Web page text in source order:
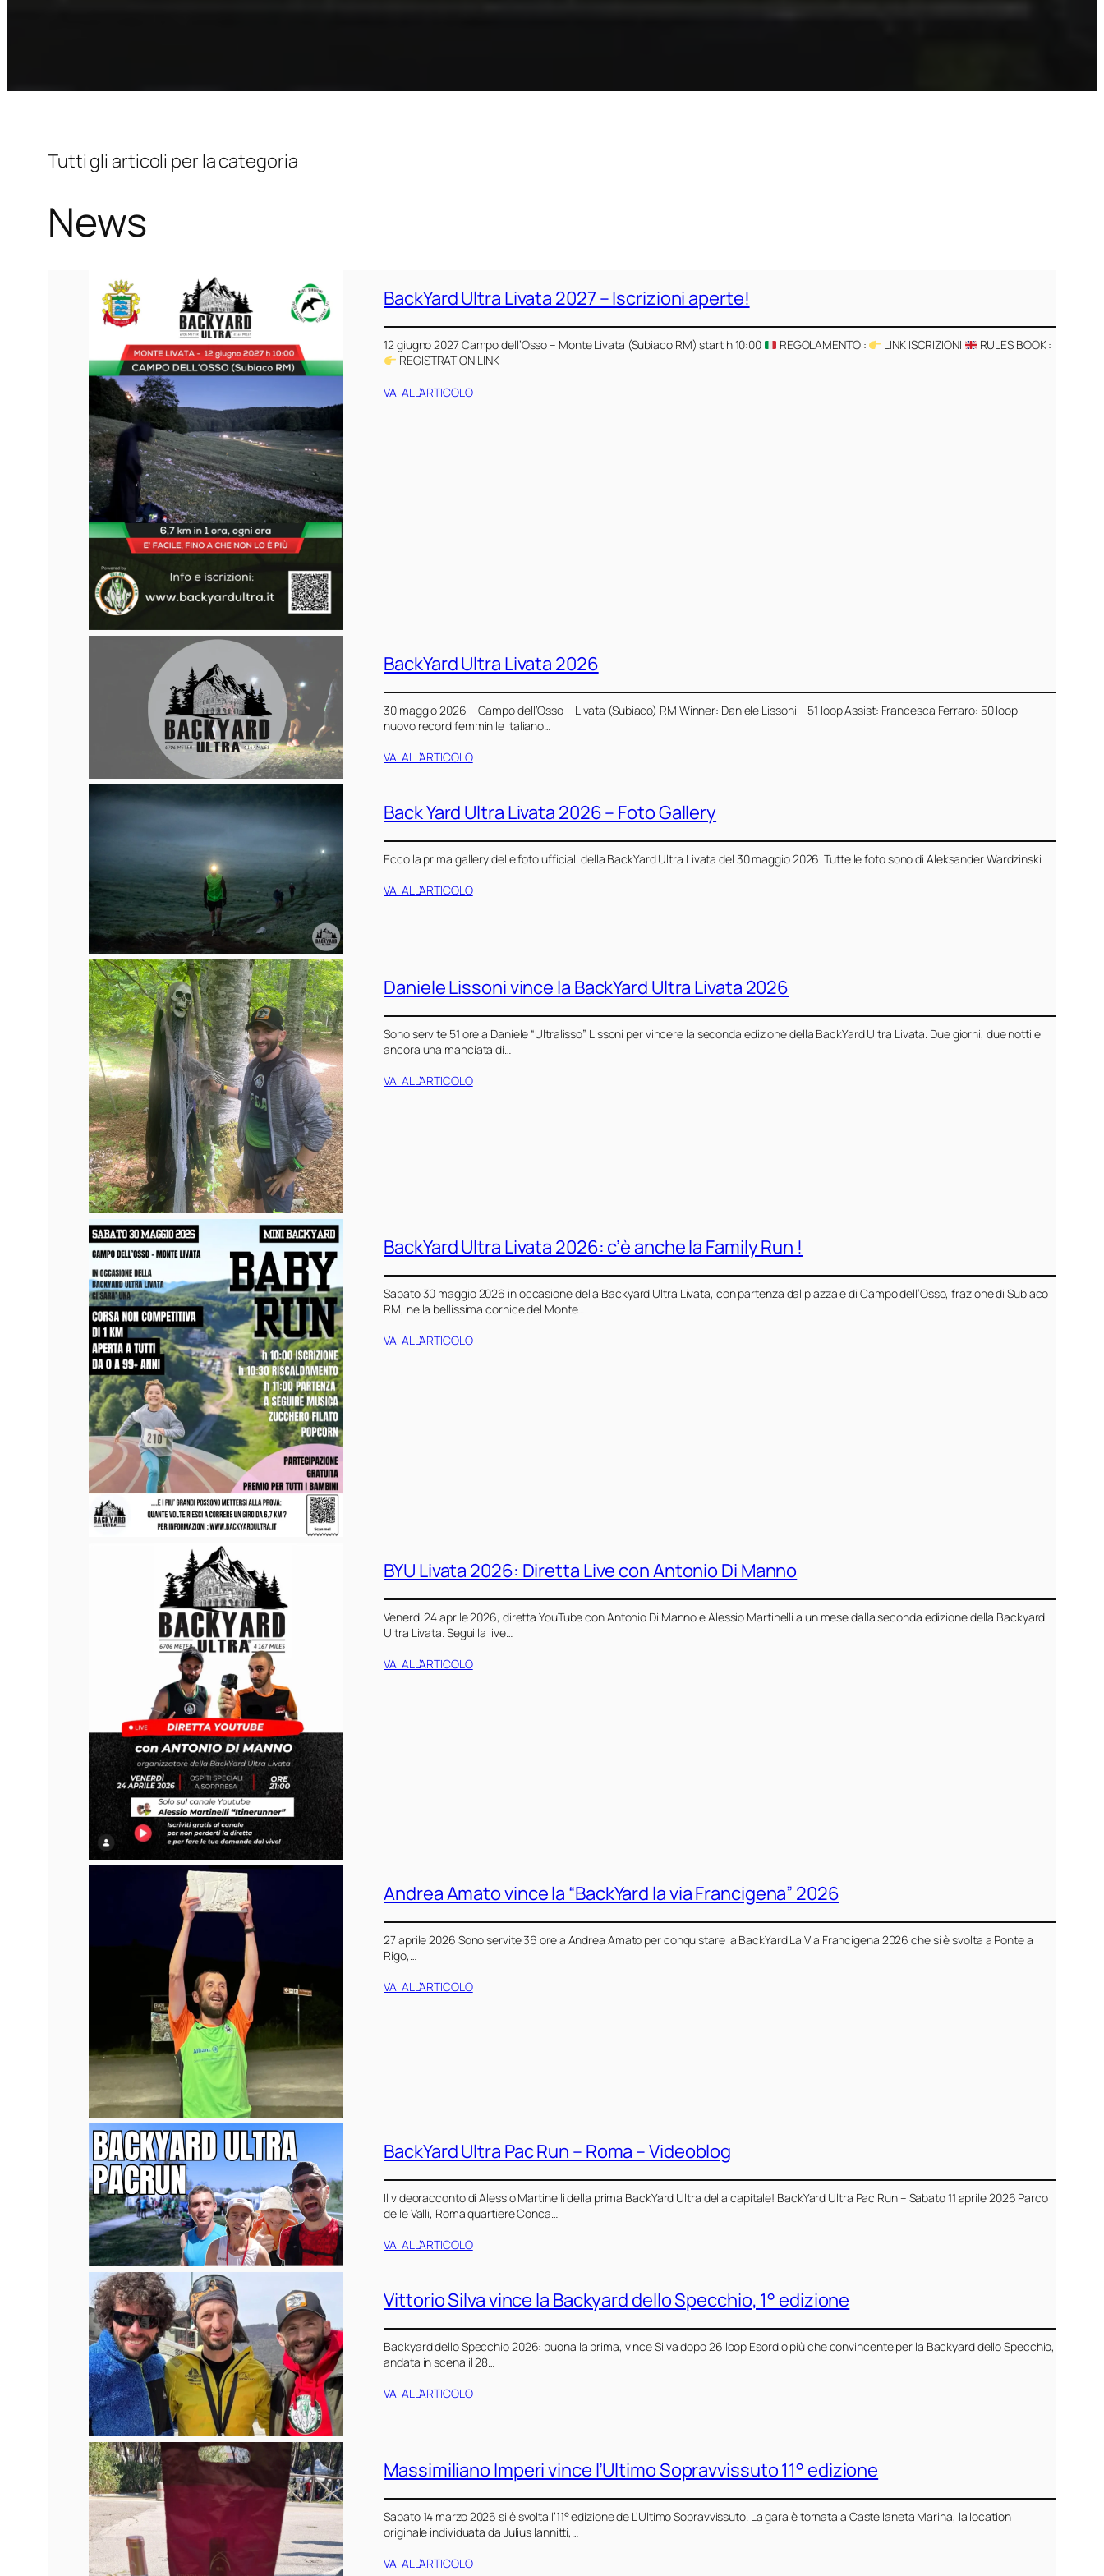
Tutti gli articoli per la categoria
News
BackYard Ultra Livata 2027 – Iscrizioni aperte!
12 giugno 2027 Campo dell’Osso – Monte Livata (Subiaco RM) start h 10:00 REGOLAMENTO : LINK ISCRIZIONI
RULES BOOK :
REGISTRATION LINK
VAI ALL’ARTICOLO
BackYard Ultra Livata 2026
30 maggio 2026 – Campo dell’Osso – Livata (Subiaco) RM Winner: Daniele Lissoni – 51 loop Assist: Francesca Ferraro: 50 loop –
nuovo record femminile italiano…
VAI ALL’ARTICOLO
Back Yard Ultra Livata 2026 – Foto Gallery
Ecco la prima gallery delle foto ufficiali della BackYard Ultra Livata del 30 maggio 2026. Tutte le foto sono di Aleksander Wardzinski
VAI ALL’ARTICOLO
Daniele Lissoni vince la BackYard Ultra Livata 2026
Sono servite 51 ore a Daniele “Ultralisso” Lissoni per vincere la seconda edizione della BackYard Ultra Livata. Due giorni, due notti e
ancora una manciata di…
VAI ALL’ARTICOLO
BackYard Ultra Livata 2026: c’è anche la Family Run !
Sabato 30 maggio 2026 in occasione della Backyard Ultra Livata, con partenza dal piazzale di Campo dell’Osso, frazione di Subiaco
RM, nella bellissima cornice del Monte…
VAI ALL’ARTICOLO
BYU Livata 2026: Diretta Live con Antonio Di Manno
Venerdi 24 aprile 2026, diretta YouTube con Antonio Di Manno e Alessio Martinelli a un mese dalla seconda edizione della Backyard
Ultra Livata. Segui la live…
VAI ALL’ARTICOLO
Andrea Amato vince la “BackYard la via Francigena” 2026
27 aprile 2026 Sono servite 36 ore a Andrea Amato per conquistare la BackYard La Via Francigena 2026 che si è svolta a Ponte a
Rigo,…
VAI ALL’ARTICOLO
BackYard Ultra Pac Run – Roma – Videoblog
Il videoracconto di Alessio Martinelli della prima BackYard Ultra della capitale! BackYard Ultra Pac Run – Sabato 11 aprile 2026 Parco
delle Valli, Roma quartiere Conca…
VAI ALL’ARTICOLO
Vittorio Silva vince la Backyard dello Specchio, 1° edizione
Backyard dello Specchio 2026: buona la prima, vince Silva dopo 26 loop Esordio più che convincente per la Backyard dello Specchio,
andata in scena il 28…
VAI ALL’ARTICOLO
Massimiliano Imperi vince l’Ultimo Sopravvissuto 11° edizione
Sabato 14 marzo 2026 si è svolta l’11° edizione de L’Ultimo Sopravvissuto. La gara è tornata a Castellaneta Marina, la location
originale individuata da Julius Iannitti,…
VAI ALL’ARTICOLO